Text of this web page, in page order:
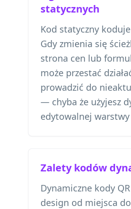
statycznych
Kod statyczny koduje
Gdy zmienia się
strona cen lub
może przestać
prowadzić do
— chyba że użyjesz
edytowalnej warstwy
Zalety kodów
Dynamiczne kody
design od miejsca